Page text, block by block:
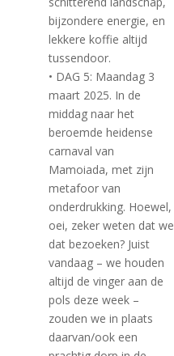
bijzondere energie, en
lekkere koffie altijd
tussendoor.
• DAG 5: Maandag 3
maart 2025. In de
middag naar het
beroemde heidense
carnaval van
Mamoiada, met zijn
metafoor van
onderdrukking. Hoewel,
oei, zeker weten dat we
dat bezoeken? Juist
vandaag – we houden
altijd de vinger aan de
pols deze week –
zouden we in plaats
daarvan/ook een